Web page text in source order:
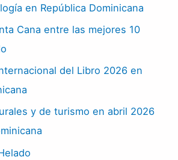
en República Dominicana
Cana entre las mejores 10
del Libro 2026 en
y de turismo en abril 2026